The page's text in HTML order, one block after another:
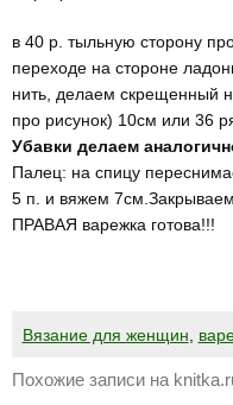
в 40 р. тыльную сторону
переходе на стороне
нить, делаем скрещенный
про рисунок) 10см или 36
Убавки делаем
Палец: на спицу
5 п. и вяжем
ПРАВАЯ варежка готова!!!
Вязание для женщин
Похожие записи на